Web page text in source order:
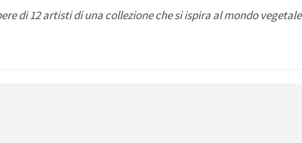
di 12 artisti di una collezione che si ispira al mondo vegetale